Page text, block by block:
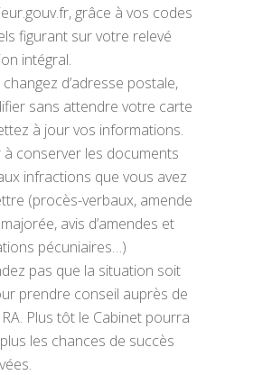
grâce à vos codes
figurant sur votre relevé
intégral.
changez d’adresse postale,
sans attendre votre carte
à jour vos informations.
à conserver les documents
infractions que vous avez
(procès-verbaux, amende
avis d’amendes et
pécuniaires…)
pas que la situation soit
prendre conseil auprès de
Plus tôt le Cabinet pourra
les chances de succès